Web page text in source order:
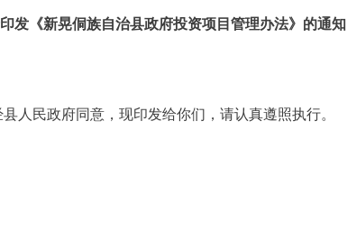
发《新晃侗族自治县政府投资项目管理办法》的通知
人民政府同意，现印发给你们，请认真遵照执行。